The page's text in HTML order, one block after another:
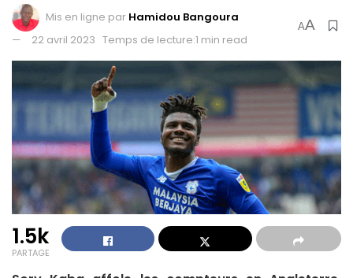
Mis en ligne par Hamidou Bangoura
22 avril 2023 Temps de lecture:1 min read
AA
1.5k
PARTAGE